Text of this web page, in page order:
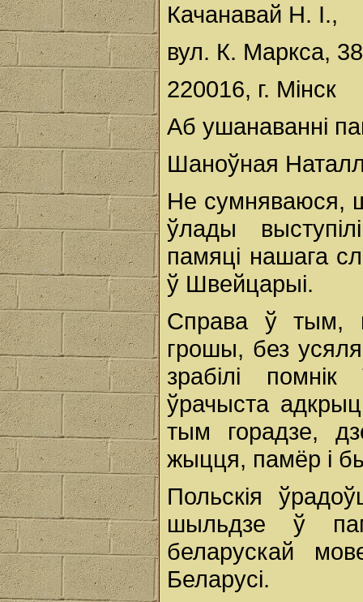
Качанавай Н. I.,
вул. К. Маркса,
220016, г. Мінск
Аб ушанаванні
Шаноўная
Не сумняваюся,
ўлады
памяці нашага
ў Швейцарыі.
Справа ў тым,
грошы, без
зрабілі
ўрачыста
тым горадзе,
жыцця, памёр і
Польскія
шыльдзе ў
беларускай
Беларусі.